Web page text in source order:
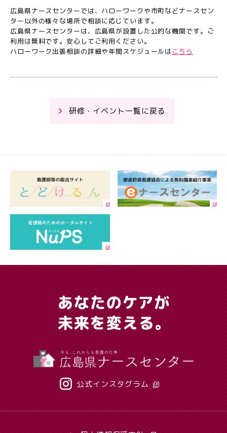
広島県ナースセンターでは、ハローワークや市町などナースセン
ター以外の様々な場所で相談に応じています。
広島県ナースセンターは、広島県が設置した公的な機関です。ご
利用は無料です。安心してご利用ください。
ハローワーク出張相談の詳細や年間スケジュールは こちら
研修・イベント一覧に戻る
公式インスタグラム